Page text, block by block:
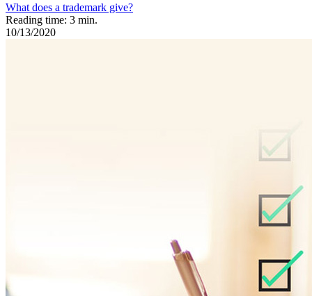
What does a trademark give?
Reading time: 3 min.
10/13/2020